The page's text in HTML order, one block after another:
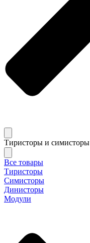
Тиристоры и симисторы
Все товары
Тиристоры
Симисторы
Динисторы
Модули